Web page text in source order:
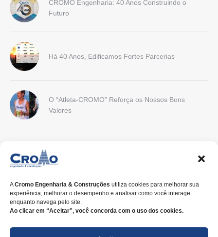
ACromo Engenharia & Construções utiliza cookies para melhorar sua
experiência, melhorar o desempenho e analisar como você interage
enquanto navega pelo site.
Ao clicar em “Aceitar”, você concorda com o uso dos cookies.
CROMO Engenharia: 40 Anos Construindo o
Futuro
Há 40 Anos, Edificamos Fortes Parcerias
O “Atleta-CROMO” Reforça os Nossos Bons
Valores
CONTATO
Endereço:Rua Nilo Peçanha, 675, 2º Andar . CEP 80.520-176 .
E-mail: cromo@cromoengenharia.com.br